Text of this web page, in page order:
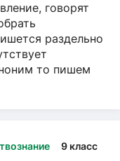
говорят
раздельно
то пишем
9 класс